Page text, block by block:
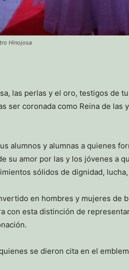
Hinojosa
las perlas y el oro, testigos de
ser coronada como Reina de las
alumnos y alumnas a quienes
su amor por las y los jóvenes a
sólidos de dignidad,
en hombres y mujeres de
con esta distinción de
se dieron cita en el